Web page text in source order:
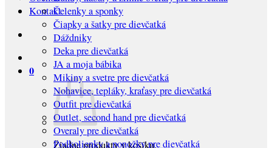
Kontakt
0
Žiadne produkty v košíku.
Čelenky a sponky
Čiapky a šatky pre dievčatká
Dáždniky
Deka pre dievčatká
JA a moja bábika
Mikiny a svetre pre dievčatká
Nohavice, tepláky, kraťasy pre dievčatká
Outfit pre dievčatká
Outlet, second hand pre dievčatká
Overaly pre dievčatká
Podkolienky a ponožky pre dievčatká